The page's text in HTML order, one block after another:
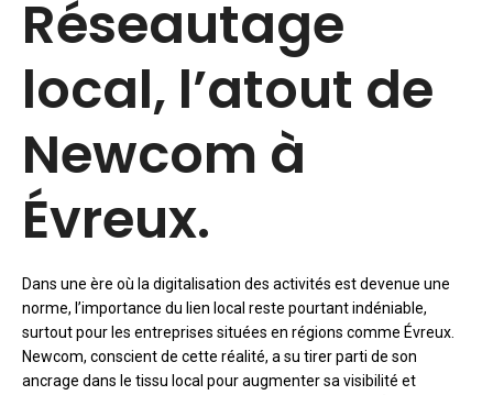
Réseautage
local, l’atout de
Newcom à
Évreux.
Dans une ère où la digitalisation des activités est devenue une
norme, l’importance du lien local reste pourtant indéniable,
surtout pour les entreprises situées en régions comme Évreux.
Newcom, conscient de cette réalité, a su tirer parti de son
ancrage dans le tissu local pour augmenter sa visibilité et